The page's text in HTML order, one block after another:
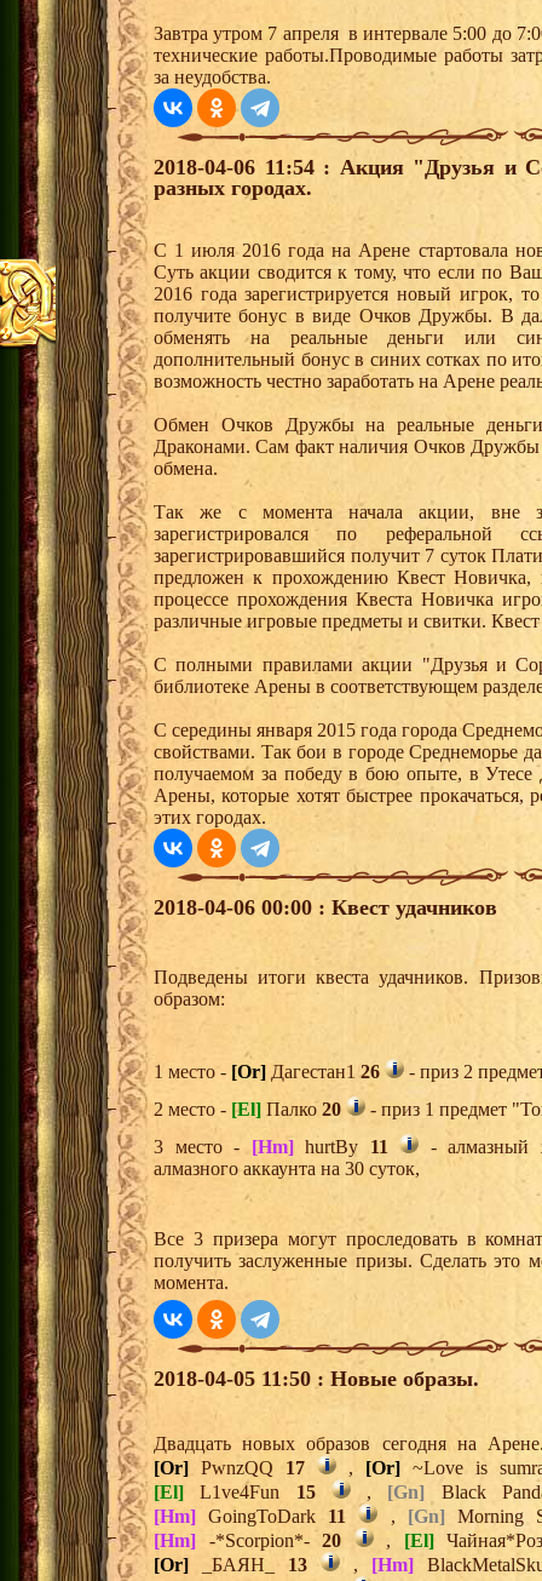
Завтра утром 7 апреля в интервале 5:00 до
технические работы.Проводимые работы
за неудобства.
2018-04-06 11:54 : Акция "Друзья и
разных городах.
С 1 июля 2016 года на Арене стартовала
Суть акции сводится к тому, что если по
2016 года зарегистрируется новый
получите бонус в виде Очков Дружбы. В
обменять на реальные деньги или
дополнительный бонус в синих сотках по
возможность честно заработать на Арене
Обмен Очков Дружбы на реальные деньги
Драконами. Сам факт наличия Очков Дружбы
обмена.
Так же с момента начала акции, вне
зарегистрировался по
зарегистрировавшийся получит 7 суток
предложен к прохождению Квест
процессе прохождения Квеста Новичка
различные игровые предметы и свитки.
С полными правилами акции "Друзья и
библиотеке Арены в соответствующем
С середины января 2015 года города
свойствами. Так бои в городе Среднеморье
получаемом за победу в бою опыте, в
Арены, которые хотят быстрее прокачаться,
этих городах.
2018-04-06 00:00 : Квест удачников
Подведены итоги квеста удачников.
образом:
1 место - [Or] Дагестан126
- приз 2
2 место - [El] Палко20
- приз 1 предмет
3 место - [Hm]hurtBy 11
- алмазный
алмазного аккаунта на 30 суток,
Все 3 призера могут проследовать в
получить заслуженные призы. Сделать это
момента.
2018-04-05 11:50 : Новые образы.
Двадцать новых образов сегодня на
[Or] PwnzQQ 17 , [Or] ~Love is
[El] L1ve4Fun 15 , [Gn] Black
[Hm] GoingToDark 11 , [Gn] Morning
[Hm] -*Scorpion*-20 , [El]
[Or] _БАЯН_ 13 , [Hm]